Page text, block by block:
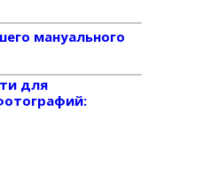
мануального